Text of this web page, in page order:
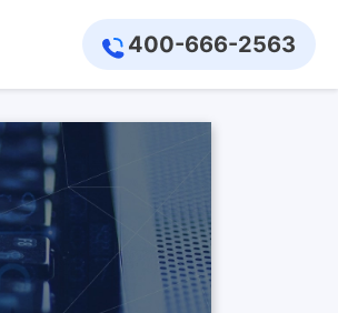
400-666-2563